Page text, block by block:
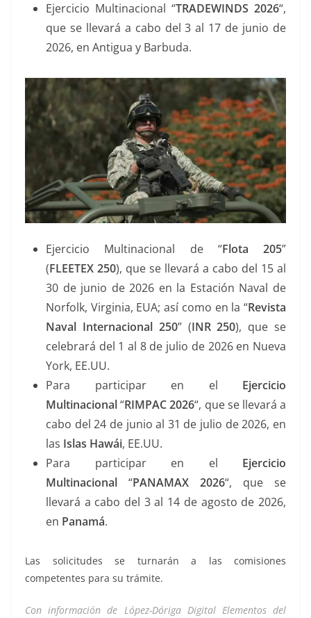
Ejercicio Multinacional “TRADEWINDS 2026“,
que se llevará a cabo del 3 al 17 de junio de
2026, en Antigua y Barbuda.
Ejercicio Multinacional de “Flota 205”
(FLEETEX 250), que se llevará a cabo del 15 al
30 de junio de 2026 en la Estación Naval de
Norfolk, Virginia, EUA; así como en la “Revista
Naval Internacional 250” (INR 250), que se
celebrará del 1 al 8 de julio de 2026 en Nueva
York, EE.UU.
Para participar en el Ejercicio
Multinacional“RIMPAC 2026“, que se llevará a
cabo del 24 de junio al 31 de julio de 2026, en
las Islas Hawái, EE.UU.
Para participar en el Ejercicio
Multinacional “PANAMAX 2026“, que se
llevará a cabo del 3 al 14 de agosto de 2026,
en Panamá.
Las solicitudes se turnarán a las comisiones
competentes para su trámite.
Con información de López-Dóriga Digital Elementos del